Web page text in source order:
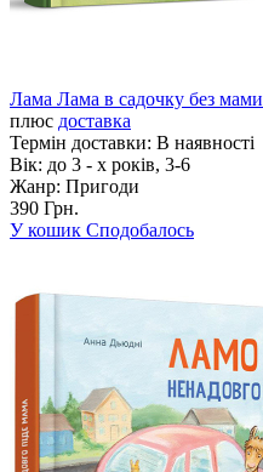
Лама Лама в садочку без мами
плюс доставка
Термін доставки: В наявності
Вік: до 3 - х років, 3-6
Жанр: Пригоди
390 Грн.
У кошик Сподобалось